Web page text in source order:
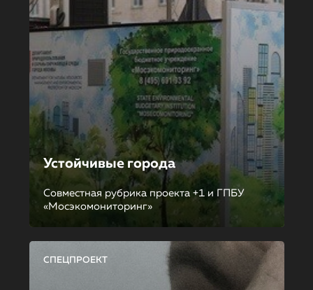
Устойчивые города
Совместная рубрика проекта +1 и ГПБУ
«Мосэкомониторинг»
СПЕЦПРОЕКТ